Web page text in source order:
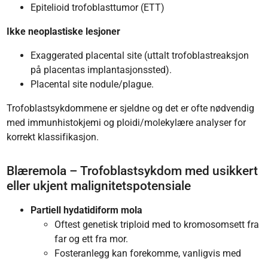
Epitelioid trofoblasttumor (ETT)
Ikke neoplastiske lesjoner
Exaggerated placental site (uttalt trofoblastreaksjon
på placentas implantasjonssted).
Placental site nodule/plague.
Trofoblastsykdommene er sjeldne og det er ofte nødvendig
med immunhistokjemi og ploidi/molekylære analyser for
korrekt klassifikasjon.
Blæremola – Trofoblastsykdom med usikkert
eller ukjent malignitetspotensiale
Partiell hydatidiform mola
Oftest genetisk triploid med to kromosomsett fra
far og ett fra mor.
Fosteranlegg kan forekomme, vanligvis med